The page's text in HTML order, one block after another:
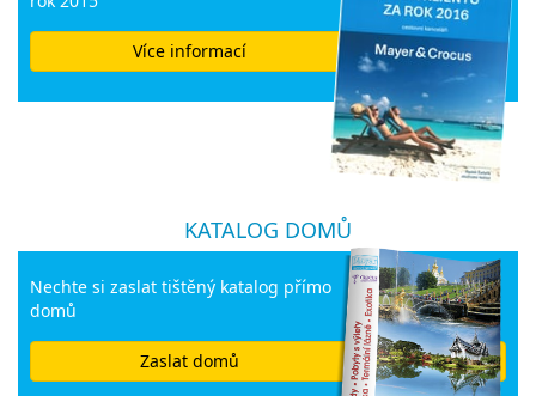
Více informací
KATALOG DOMŮ
Nechte si zaslat tištěný katalog přímo
domů
Zaslat domů